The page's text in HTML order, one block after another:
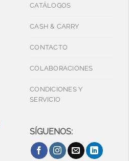
CATÁLOGOS
CASH & CARRY
CONTACTO
COLABORACIONES
CONDICIONES Y
SERVICIO
SÍGUENOS: